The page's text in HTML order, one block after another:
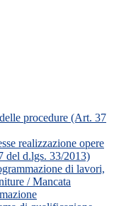
procedure (Art. 37
realizzazione opere
del d.lgs. 33/2013)
di lavori,
/ Mancata